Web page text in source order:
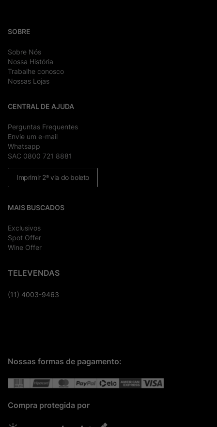
SOBRE
Sobre Nós
Nossa História
Trabalhe conosco
Nossas Lojas
CENTRAL DE AJUDA
Perguntas Frequentes
Envie um e-mail
Whatsapp
SAC 0800 721 8881
Imprimir 2ª via do boleto
MAIS BUSCADOS
Exclusivos
Spot Offer
Wine Offer
TELEVENDAS
(11) 4003-9463
Nossas formas de pagamento:
Compra protegida por